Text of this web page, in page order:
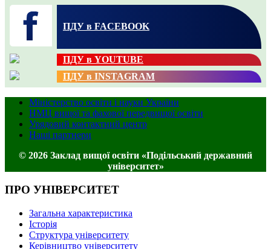
ПДУ в FACEBOOK
ПДУ в YOUTUBE
ПДУ в INSTAGRAM
Міністерство освіти і науки України
НМЦ вищої та фахової передвищої освіти
Урядовий контактний центр
Наші партнери
© 2026 Заклад вищої освіти «Подільський державний
університет»
ПРО УНІВЕРСИТЕТ
Загальна характеристика
Історія
Структура університету
Керівництво університету